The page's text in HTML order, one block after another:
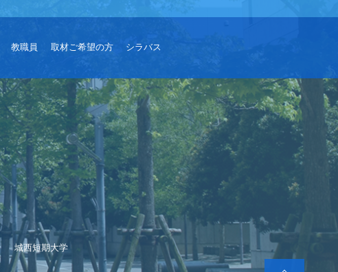
教職員 取材ご希望の方 シラバス
城西短期大学